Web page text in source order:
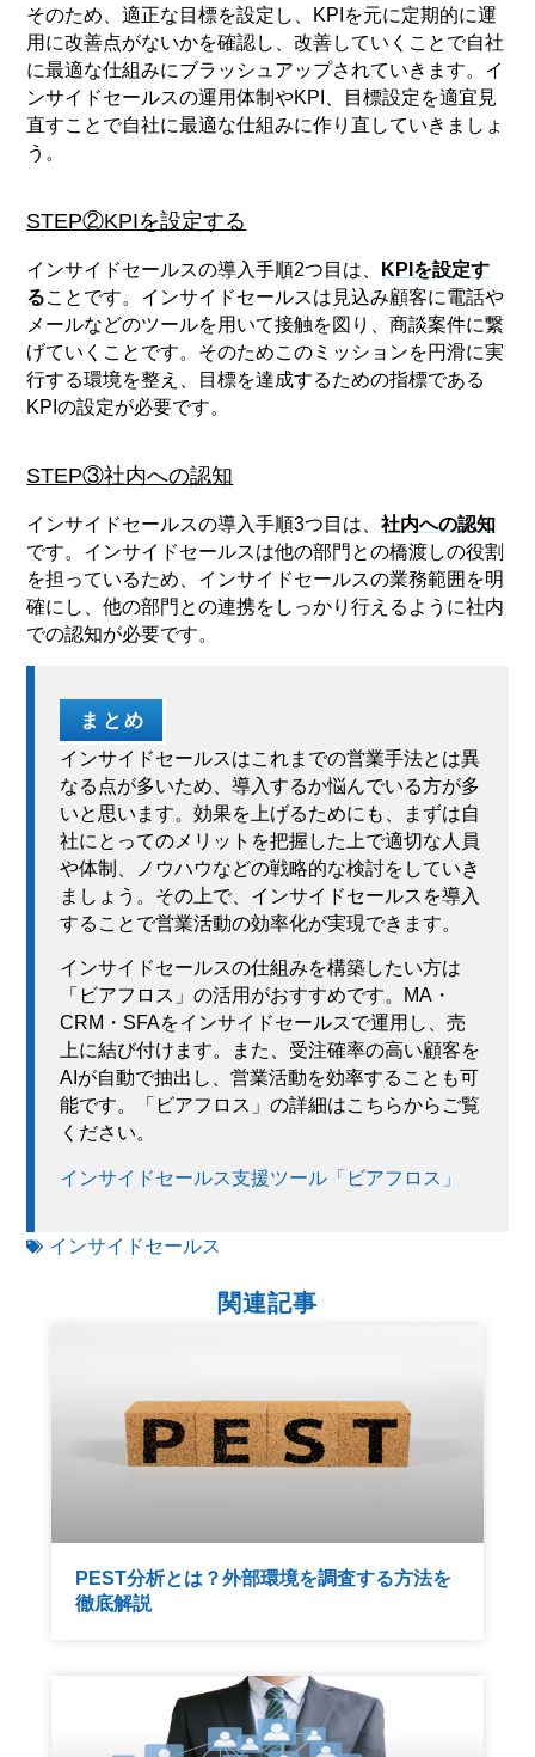
そのため、適正な目標を設定し、KPIを元に定期的に運
用に改善点がないかを確認し、改善していくことで自社
に最適な仕組みにブラッシュアップされていきます。イ
ンサイドセールスの運用体制やKPI、目標設定を適宜見
直すことで自社に最適な仕組みに作り直していきましょ
う。
STEP②KPIを設定する
インサイドセールスの導入手順2つ目は、
KPIを設定す
ることです。インサイドセールスは見込み顧客に電話や
メールなどのツールを用いて接触を図り、商談案件に繋
げていくことです。そのためこのミッションを円滑に実
行する環境を整え、目標を達成するための指標である
KPIの設定が必要です。
STEP③社内への認知
インサイドセールスの導入手順3つ目は、社内への認知
です。インサイドセールスは他の部門との橋渡しの役割
を担っているため、インサイドセールスの業務範囲を明
確にし、他の部門との連携をしっかり行えるように社内
での認知が必要です。
まとめ
インサイドセールスはこれまでの営業手法とは異
なる点が多いため、導入するか悩んでいる方が多
いと思います。効果を上げるためにも、まずは自
社にとってのメリットを把握した上で適切な人員
や体制、ノウハウなどの戦略的な検討をしていき
ましょう。その上で、インサイドセールスを導入
することで営業活動の効率化が実現できます。
インサイドセールスの仕組みを構築したい方は
「ビアフロス」の活用がおすすめです。MA・
CRM・SFAをインサイドセールスで運用し、売
上に結び付けます。また、受注確率の高い顧客を
AIが自動で抽出し、営業活動を効率することも可
能です。「ビアフロス」の詳細はこちらからご覧
ください。
インサイドセールス支援ツール「ビアフロス」
インサイドセールス
関連記事
PEST分析とは？外部環境を調査する方法を
徹底解説